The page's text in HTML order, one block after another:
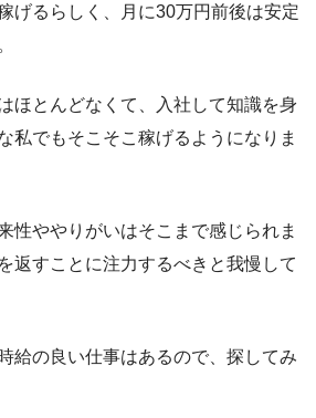
げるらしく、月に30万円前後は安定
ほとんどなくて、入社して知識を身
私でもそこそこ稼げるようになりま
性ややりがいはそこまで感じられま
返すことに注力するべきと我慢して
給の良い仕事はあるので、探してみ